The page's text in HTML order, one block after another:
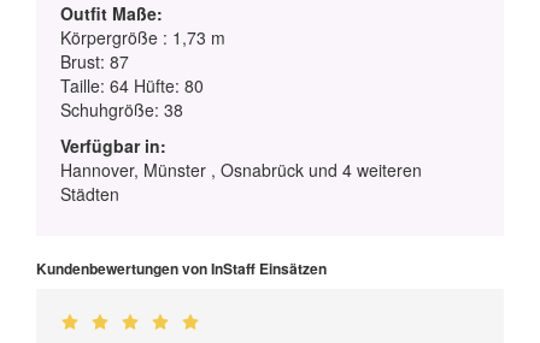
Outfit Maße:
Körpergröße : 1,73 m
Brust: 87
Taille: 64 Hüfte: 80
Schuhgröße: 38
Verfügbar in:
Hannover, Münster , Osnabrück und 4 weiteren
Städten
Kundenbewertungen von InStaff Einsätzen